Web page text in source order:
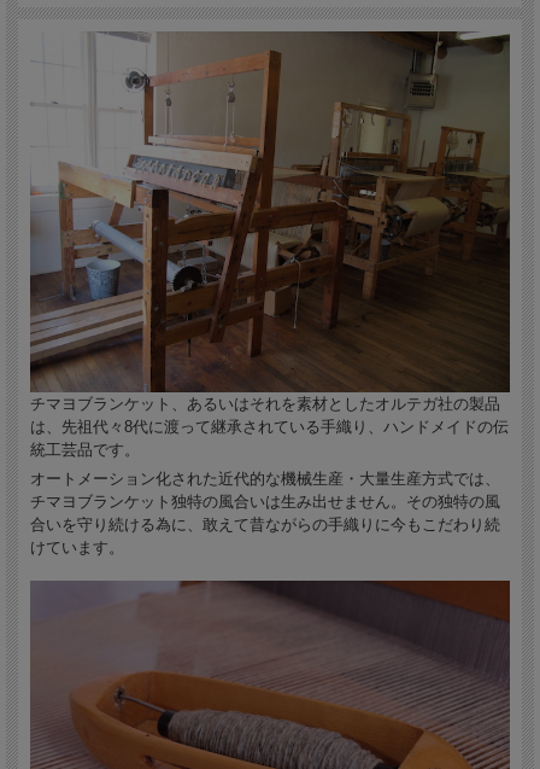
チマヨブランケット、あるいはそれを素材としたオルテガ社の製品
は、先祖代々8代に渡って継承されている手織り、ハンドメイドの伝
統工芸品です。
オートメーション化された近代的な機械生産・大量生産方式では、
チマヨブランケット独特の風合いは生み出せません。その独特の風
合いを守り続ける為に、敢えて昔ながらの手織りに今もこだわり続
けています。